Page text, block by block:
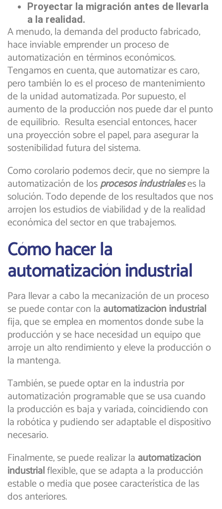
Proyectar la migración antes de llevarla
a la realidad.
A menudo, la demanda del producto fabricado,
hace inviable emprender un proceso de
automatización en términos económicos.
Tengamos en cuenta, que automatizar es caro,
pero también lo es el proceso de mantenimiento
de la unidad automatizada. Por supuesto, el
aumento de la producción nos puede dar el punto
de equilibrio. Resulta esencial entonces, hacer
una proyección sobre el papel, para asegurar la
sostenibilidad futura del sistema.
Como corolario podemos decir, que no siempre la
automatización de losprocesos industrialeses la
solución. Todo depende de los resultados que nos
arrojen los estudios de viabilidad y de la realidad
económica del sector en que trabajemos.
Cómo hacer la
automatización industrial
Para llevar a cabo la mecanización de un proceso
se puede contar con la automatización industrial
fija, que se emplea en momentos donde sube la
producción y se hace necesidad un equipo que
arroje un alto rendimiento y eleve la producción o
la mantenga.
También, se puede optar en la industria por
automatización programable que se usa cuando
la producción es baja y variada, coincidiendo con
la robótica y pudiendo ser adaptable el dispositivo
necesario.
Finalmente, se puede realizar la automatización
industrialflexible, que se adapta a la producción
estable o media que posee característica de las
dos anteriores.